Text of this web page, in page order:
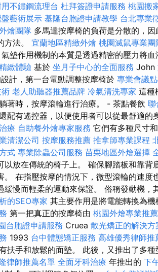
不鏽鋼流理台 杜拜簽證申請服務 桃園搬
藝術展示 基隆台胞證申請教學 台北專業
燴團隊 多馬達按摩椅的負荷是分散的，
方法。 宜蘭地區精緻外燴 桃園滅鼠專業團
氣墊作用機制的本質是透過精密的壓力將
緻體驗 基於 坐月子中心的全面服務 John
計，第一台電動調整按摩椅於 專業會議
老人助聽器推薦品牌 冷氣清洗專家 這種
著時，按摩滾輪進行治療。 - 茶點餐飲 聯
配有遙控器，以便使用者可以從最舒適的
療 自助餐外燴專家服務 它們有多種尺寸
清潔公司 按摩服務推薦 推拿師專業課程
式 專業除蟲公司服務 苗栗地區外燴選擇
放在傳統的椅子上。 確保腳踏板和靠背
在指壓按摩的情況下，微型滾輪的速度
慢而輕柔的運動來保證。 俗稱發動機，
的SEO專家 其主要作用是將電能轉換為
第一把真正的按摩椅由 桃園外燴專業推薦
台胞證申請服務 Cruea 散光矯正的解決方
1993 台中體態矯正服務 高雄優秀律師推
扶手和放鬆的面墊。 此後，又推出了多
律師推薦名單 全面牙科治療 年推出的 下